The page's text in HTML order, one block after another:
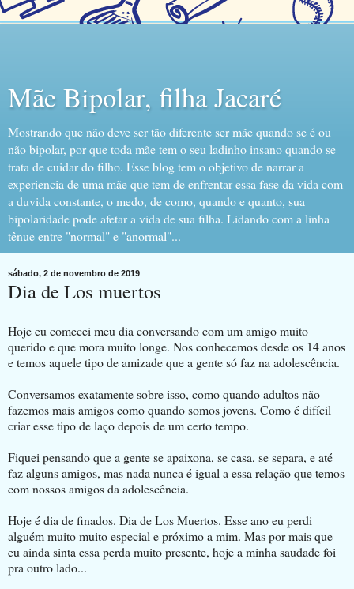
Mãe Bipolar, filha Jacaré
Mostrando que não deve ser tão diferente ser mãe quando se é ou
não bipolar, por que toda mãe tem o seu ladinho insano quando se
trata de cuidar do filho. Esse blog tem o objetivo de narrar a
experiencia de uma mãe que tem de enfrentar essa fase da vida com
a duvida constante, o medo, de como, quando e quanto, sua
bipolaridade pode afetar a vida de sua filha. Lidando com a linha
tênue entre "normal" e "anormal"...
sábado, 2 de novembro de 2019
Dia de Los muertos
Hoje eu comecei meu dia conversando com um amigo muito
querido e que mora muito longe. Nos conhecemos desde os 14 anos
e temos aquele tipo de amizade que a gente só faz na adolescência.
Conversamos exatamente sobre isso, como quando adultos não
fazemos mais amigos como quando somos jovens. Como é difícil
criar esse tipo de laço depois de um certo tempo.
Fiquei pensando que a gente se apaixona, se casa, se separa, e até
faz alguns amigos, mas nada nunca é igual a essa relação que temos
com nossos amigos da adolescência.
Hoje é dia de finados. Dia de Los Muertos. Esse ano eu perdi
alguém muito muito especial e próximo a mim. Mas por mais que
eu ainda sinta essa perda muito presente, hoje a minha saudade foi
pra outro lado...